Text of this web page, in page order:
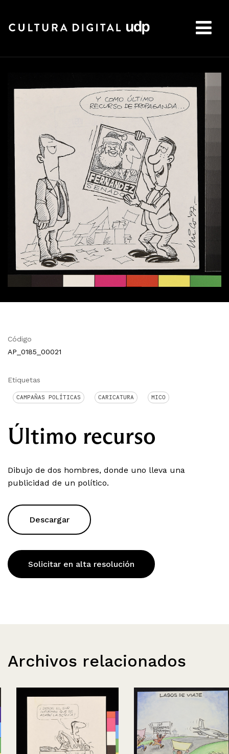
Código
AP_0185_00021
Etiquetas
CAMPAÑAS POLÍTICAS CARICATURA MICO
Último recurso
Dibujo de dos hombres, donde uno lleva una
publicidad de un político.
Descargar
Solicitar en alta resolución
Archivos relacionados